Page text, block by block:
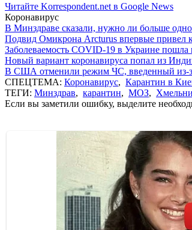
Читайте Korrespondent.net в Google News
Коронавирус
В Минздраве сказали, нужно ли больше
Подвид Омикрона Arcturus впервые привел к
Заболеваемость COVID-19 в Украине пошла
Новый вариант коронавируса попал из
В США отменили режим ЧС, введенный из-
СПЕЦТЕМА: Коронавирус, Карантин в
ТЕГИ: Минздрав, карантин, МОЗ,
Если вы заметили ошибку, выделите